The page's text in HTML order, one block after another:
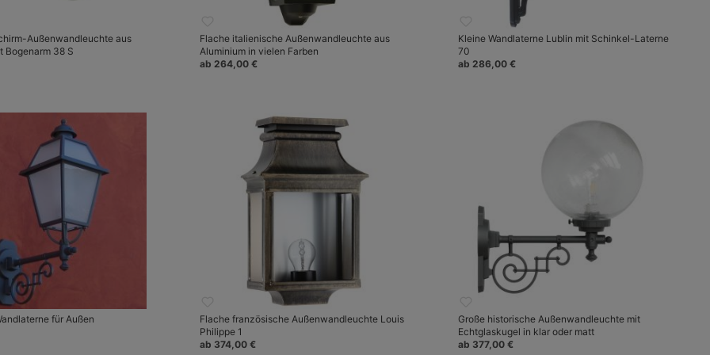
Außenwandleuchte aus
Bogenarm 38 S
Flache italienische Außenwandleuchte aus
Aluminium in vielen Farben
ab 264,00 €
Kleine Wandlaterne Lublin mit Schinkel-Laterne
70
ab 286,00 €
für Außen
Flache französische Außenwandleuchte Louis
Philippe 1
ab 374,00 €
Große historische Außenwandleuchte mit
Echtglaskugel in klar oder matt
ab 377,00 €